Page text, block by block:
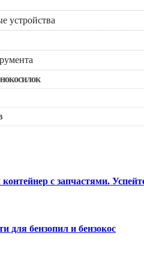
устройства
с запчастями.
для бензопил и бензокос